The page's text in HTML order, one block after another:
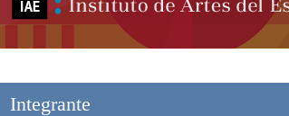
Integrante